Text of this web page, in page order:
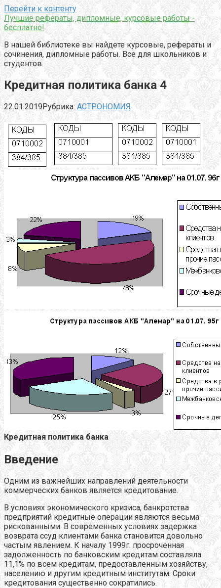
Перейти к контенту
Лучшие рефераты, дипломные, курсовые работы -
бесплатно!
В нашей библиотеке вы найдете курсовые, рефераты и
сочинения, дипломные работы. Все для школьников и
студентов.
Кредитная политика банка 4
22.01.2019Рубрика: АСТРОНОМИЯ
Кредитная политика банка
Введение
Одним из важнейших направлений деятельности
коммерческих банков является кредитование.
В условиях экономического кризиса, банкротства
предприятий кредитные операции являются весьма
рискованными. В современных условиях задержка
возврата ссуд клиентами банка становится довольно
частым явлением. К началу 1999г. просроченная
задолженность по банковским кредитам составляла
11,1% по всем кредитам, предоставленным хозяйству,
населению и другим кредитным институтам. Сроки
кредитования существенно сократились.